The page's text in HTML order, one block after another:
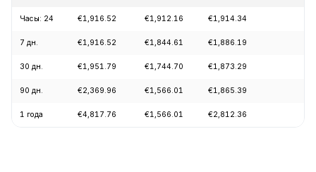
Часы: 24 €1,916.52 €1,912.16 €1,914.34
7 дн. €1,916.52 €1,844.61 €1,886.19
30 дн. €1,951.79 €1,744.70 €1,873.29
90 дн. €2,369.96 €1,566.01 €1,865.39
1 года €4,817.76 €1,566.01 €2,812.36